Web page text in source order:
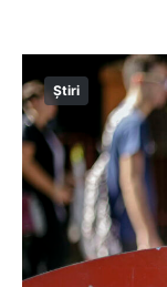
Știri